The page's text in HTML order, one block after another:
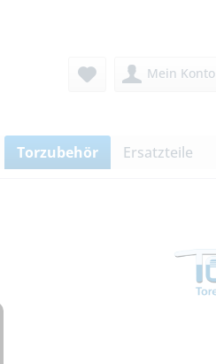
Mein Konto
Torzubehör Ersatzteile